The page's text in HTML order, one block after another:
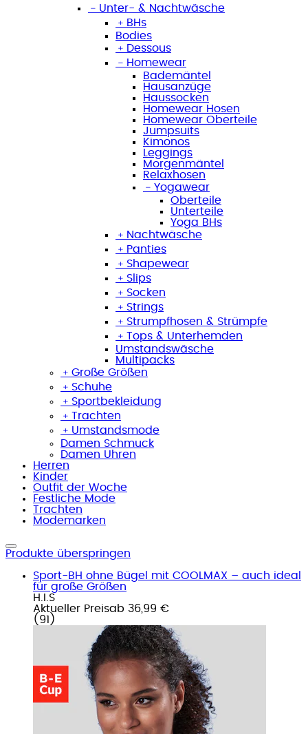
﹣ Unter- & Nachtwäsche
﹢ BHs
Bodies
﹢ Dessous
﹣ Homewear
Bademäntel
Hausanzüge
Haussocken
Homewear Hosen
Homewear Oberteile
Jumpsuits
Kimonos
Leggings
Morgenmäntel
Relaxhosen
﹣ Yogawear
Oberteile
Unterteile
Yoga BHs
﹢ Nachtwäsche
﹢ Panties
﹢ Shapewear
﹢ Slips
﹢ Socken
﹢ Strings
﹢ Strumpfhosen & Strümpfe
﹢ Tops & Unterhemden
Umstandswäsche
Multipacks
﹢ Große Größen
﹢ Schuhe
﹢ Sportbekleidung
﹢ Trachten
﹢ Umstandsmode
Damen Schmuck
Damen Uhren
Herren
Kinder
Outfit der Woche
Festliche Mode
Trachten
Modemarken
Produkte überspringen
Sport-BH ohne Bügel mit COOLMAX – auch ideal
für große Größen
H.I.S
Aktueller Preisab 36,99 €
( 91 )